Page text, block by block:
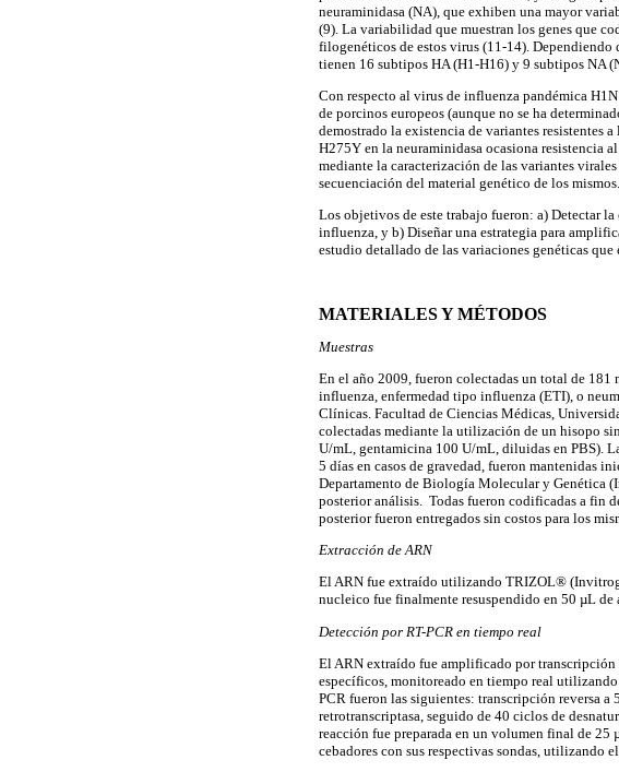
neuraminidasa (NA), que exhiben una mayor
(9). La variabilidad que muestran los genes que
filogenéticos de estos virus (11-14). Dependiendo
tienen 16 subtipos HA (H1-H16) y 9 subtipos NA
Con respecto al virus de influenza pandémica
de porcinos europeos (aunque no se ha
demostrado la existencia de variantes resistentes
H275Y en la neuraminidasa ocasiona resistencia
mediante la caracterización de las variantes
secuenciación del material genético de los mismos.
Los objetivos de este trabajo fueron: a) Detectar
influenza, y b) Diseñar una estrategia para
estudio detallado de las variaciones genéticas que
MATERIALES Y MÉTODOS
Muestras
En el año 2009, fueron colectadas un total de 181
influenza, enfermedad tipo influenza (ETI), o
Clínicas. Facultad de Ciencias Médicas,
colectadas mediante la utilización de un hisopo
U/mL, gentamicina 100 U/mL, diluidas en PBS).
5 días en casos de gravedad, fueron mantenidas
Departamento de Biología Molecular y Genética
posterior análisis. Todas fueron codificadas a fin
posterior fueron entregados sin costos para los
Extracción de ARN
El ARN fue extraído utilizando TRIZOL®
nucleico fue finalmente resuspendido en 50 µL de
Detección por RT-PCR en tiempo real
El ARN extraído fue amplificado por transcripción
específicos, monitoreado en tiempo real
PCR fueron las siguientes: transcripción reversa
retrotranscriptasa, seguido de 40 ciclos de
reacción fue preparada en un volumen final de
cebadores con sus respectivas sondas, utilizando